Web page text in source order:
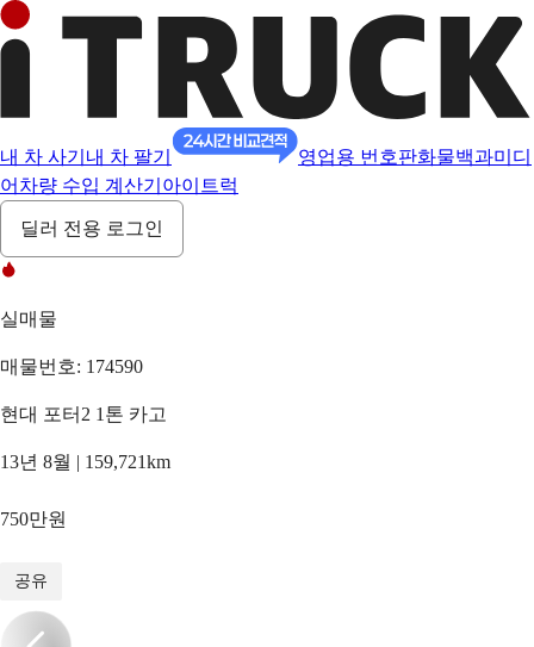
내 차 사기 내 차 팔기 영업용 번호판화물백과미디
어 차량 수입 계산기 아이트럭
딜러 전용 로그인
실매물
매물번호: 174590
현대 포터2 1톤 카고
13년 8월 | 159,721km
750만원
공유
/9